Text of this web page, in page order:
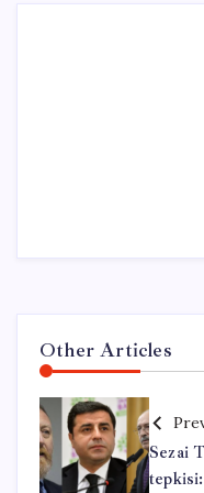
Other Articles
Sezai